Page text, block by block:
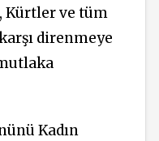
Kürtler ve tüm
direnmeye
Kadın